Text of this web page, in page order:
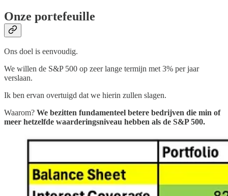
Onze portefeuille
Ons doel is eenvoudig.
We willen de S&P 500 op zeer lange termijn met 3% per jaar
verslaan.
Ik ben ervan overtuigd dat we hierin zullen slagen.
Waarom? We bezitten fundamenteel betere bedrijven die min of
meer hetzelfde waarderingsniveau hebben als de S&P 500.